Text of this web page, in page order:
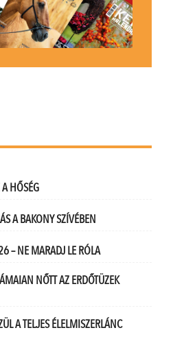
HŐSÉG
A BAKONY SZÍVÉBEN
– NE MARADJ LE RÓLA
NŐTT AZ ERDŐTÜZEK
A TELJES ÉLELMISZERLÁNC